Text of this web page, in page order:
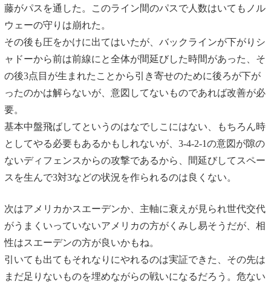
藤がパスを通した。このライン間のパスで人数はいてもノル
ウェーの守りは崩れた。
その後も圧をかけに出てはいたが、バックラインが下がりシ
ャドーから前は前線にと全体が間延びした時間があった、そ
の後3点目が生まれたことから引き寄せのために後ろが下が
ったのかは解らないが、意図してないものであれば改善が必
要。
基本中盤飛ばしてというのはなでしこにはない、もちろん時
としてやる必要もあるかもしれないが、3-4-2-1の意図が隙の
ないディフェンスからの攻撃であるから、間延びしてスペー
スを生んで3対3などの状況を作られるのは良くない。
次はアメリカかスエーデンか、主軸に衰えが見られ世代交代
がうまくいっていないアメリカの方がくみし易そうだが、相
性はスエーデンの方が良いかもね。
引いても出てもそれなりにやれるのは実証できた、その先は
まだ足りないものを埋めながらの戦いになるだろう。危ない